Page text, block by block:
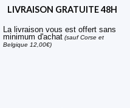
LIVRAISON GRATUITE 48H
La livraison vous est offert sans
minimum d'achat (sauf Corse et
Belgique 12,00€)